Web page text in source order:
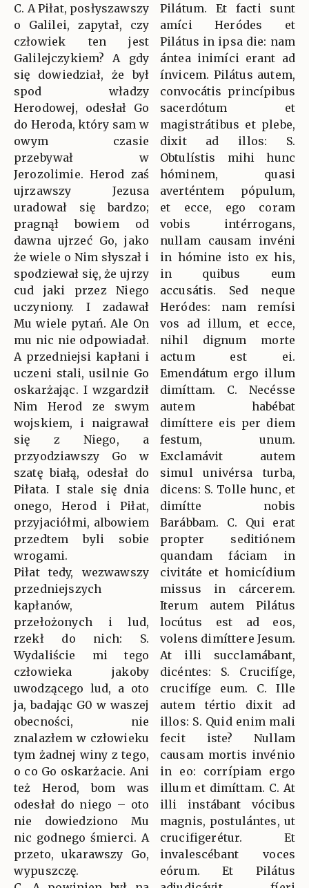
C. A Piłat, posłyszawszy
o Galilei, zapytał, czy
człowiek ten jest
Galilejczykiem? A gdy
się dowiedział, że był
spod władzy
Herodowej, odesłał Go
do Heroda, który sam w
owym czasie
przebywał w
Jerozolimie. Herod zaś
ujrzawszy Jezusa
uradował się bardzo;
pragnął bowiem od
dawna ujrzeć Go, jako
że wiele o Nim słyszał i
spodziewał się, że ujrzy
cud jaki przez Niego
uczyniony. I zadawał
Mu wiele pytań. Ale On
mu nic nie odpowiadał.
A przedniejsi kapłani i
uczeni stali, usilnie Go
oskarżając. I wzgardził
Nim Herod ze swym
wojskiem, i naigrawał
się z Niego, a
przyodziawszy Go w
szatę białą, odesłał do
Piłata. I stale się dnia
onego, Herod i Piłat,
przyjaciółmi, albowiem
przedtem byli sobie
wrogami.
Piłat tedy, wezwawszy
przedniejszych
kapłanów,
przełożonych i lud,
rzekł do nich: S.
Wydaliście mi tego
człowieka jakoby
uwodzącego lud, a oto
ja, badając G0 w waszej
obecności, nie
znalazłem w człowieku
tym żadnej winy z tego,
o co Go oskarżacie. Ani
też Herod, bom was
odesłał do niego – oto
nie dowiedziono Mu
nic godnego śmierci. A
przeto, ukarawszy Go,
wypuszczę.
Pilátum. Et facti sunt
amíci Heródes et
Pilátus in ipsa die: nam
ántea inimíci erant ad
ínvicem. Pilátus autem,
convocátis princípibus
sacerdótum et
magistrátibus et plebe,
dixit ad illos: S.
Obtulístis mihi hunc
hóminem, quasi
averténtem pópulum,
et ecce, ego coram
vobis intérrogans,
nullam causam invéni
in hómine isto ex his,
in quibus eum
accusátis. Sed neque
Heródes: nam remísi
vos ad illum, et ecce,
nihil dignum morte
actum est ei.
Emendátum ergo illum
dimíttam. C. Necésse
autem habébat
dimíttere eis per diem
festum, unum.
Exclamávit autem
simul univérsa turba,
dicens: S. Tolle hunc, et
dimítte nobis
Barábbam. C. Qui erat
propter seditiónem
quandam fáciam in
civitáte et homicídium
missus in cárcerem.
Iterum autem Pilátus
locútus est ad eos,
volens dimíttere Jesum.
At illi succlamábant,
dicéntes: S. Crucifíge,
crucifíge eum. C. Ille
autem tértio dixit ad
illos: S. Quid enim mali
fecit iste? Nullam
causam mortis invénio
in eo: corrípiam ergo
illum et dimíttam. C. At
illi instábant vócibus
magnis, postulántes, ut
crucifigerétur. Et
invalescébant voces
eórum. Et Pilátus